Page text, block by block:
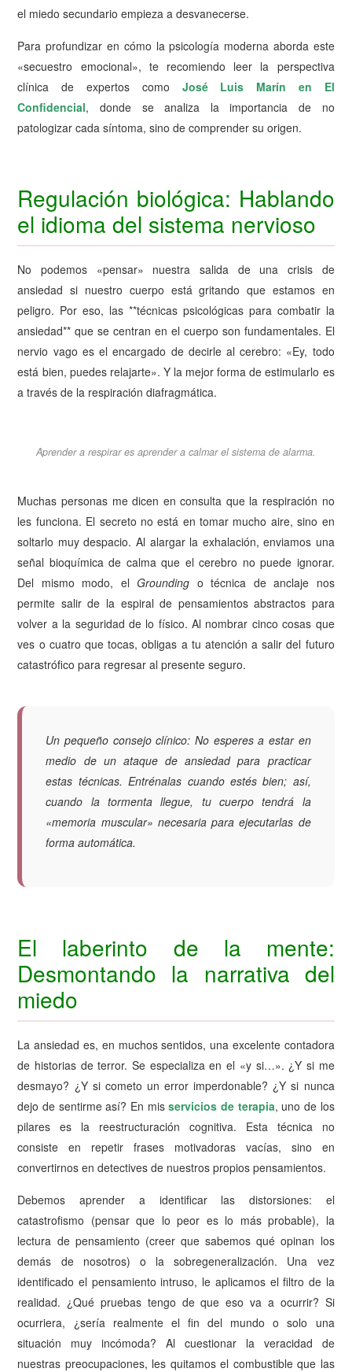
el miedo secundario empieza a desvanecerse.
Para profundizar en cómo la psicología moderna aborda este
«secuestro emocional», te recomiendo leer la perspectiva
clínica de expertos como José Luis Marín en El
Confidencial, donde se analiza la importancia de no
patologizar cada síntoma, sino de comprender su origen.
Regulación biológica: Hablando
el idioma del sistema nervioso
No podemos «pensar» nuestra salida de una crisis de
ansiedad si nuestro cuerpo está gritando que estamos en
peligro. Por eso, las **técnicas psicológicas para combatir la
ansiedad** que se centran en el cuerpo son fundamentales. El
nervio vago es el encargado de decirle al cerebro: «Ey, todo
está bien, puedes relajarte». Y la mejor forma de estimularlo es
a través de la respiración diafragmática.
Aprender a respirar es aprender a calmar el sistema de alarma.
Muchas personas me dicen en consulta que la respiración no
les funciona. El secreto no está en tomar mucho aire, sino en
soltarlo muy despacio. Al alargar la exhalación, enviamos una
señal bioquímica de calma que el cerebro no puede ignorar.
Del mismo modo, elGrounding o técnica de anclaje nos
permite salir de la espiral de pensamientos abstractos para
volver a la seguridad de lo físico. Al nombrar cinco cosas que
ves o cuatro que tocas, obligas a tu atención a salir del futuro
catastrófico para regresar al presente seguro.
Un pequeño consejo clínico: No esperes a estar en
medio de un ataque de ansiedad para practicar
estas técnicas. Entrénalas cuando estés bien; así,
cuando la tormenta llegue, tu cuerpo tendrá la
«memoria muscular» necesaria para ejecutarlas de
forma automática.
El laberinto de la mente:
Desmontando la narrativa del
miedo
La ansiedad es, en muchos sentidos, una excelente contadora
de historias de terror. Se especializa en el «y si…». ¿Y si me
desmayo? ¿Y si cometo un error imperdonable? ¿Y si nunca
dejo de sentirme así? En misservicios de terapia, uno de los
pilares es la reestructuración cognitiva. Esta técnica no
consiste en repetir frases motivadoras vacías, sino en
convertirnos en detectives de nuestros propios pensamientos.
Debemos aprender a identificar las distorsiones: el
catastrofismo (pensar que lo peor es lo más probable), la
lectura de pensamiento (creer que sabemos qué opinan los
demás de nosotros) o la sobregeneralización. Una vez
identificado el pensamiento intruso, le aplicamos el filtro de la
realidad. ¿Qué pruebas tengo de que eso va a ocurrir? Si
ocurriera, ¿sería realmente el fin del mundo o solo una
situación muy incómoda? Al cuestionar la veracidad de
nuestras preocupaciones, les quitamos el combustible que las